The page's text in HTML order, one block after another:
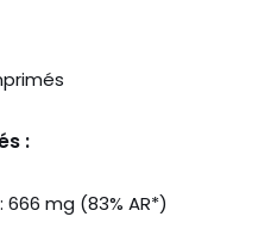
:
: 666 mg (83% AR*)